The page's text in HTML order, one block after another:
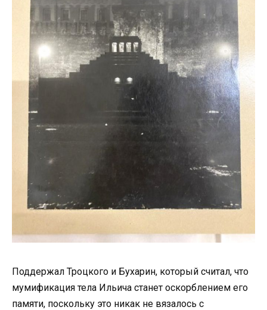
Поддержал Троцкого и Бухарин, который считал, что
мумификация тела Ильича станет оскорблением его
памяти, поскольку это никак не вязалось с